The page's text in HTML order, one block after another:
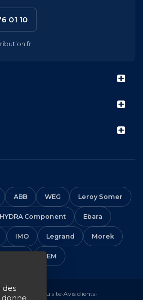
01 10
ABB WEG Leroy Somer
HYDRA Component Ebara
IMO Legrand Morek
VEM
Plan du site•Avis clients•
des
donne